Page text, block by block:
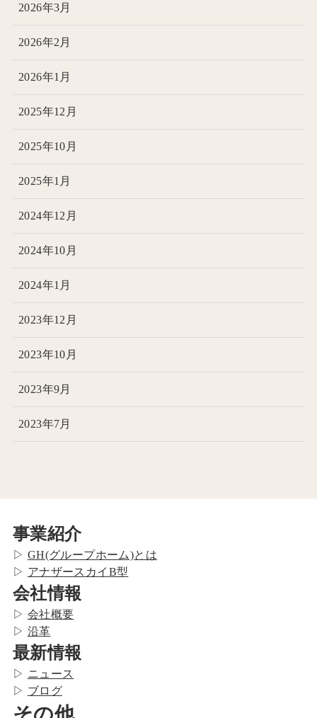
2026年3月
2026年2月
2026年1月
2025年12月
2025年10月
2025年1月
2024年12月
2024年10月
2024年1月
2023年12月
2023年10月
2023年9月
2023年7月
事業紹介
▷ GH(グループホーム)とは
▷ アナザースカイB型
会社情報
▷ 会社概要
▷ 沿革
最新情報
▷ ニュース
▷ ブログ